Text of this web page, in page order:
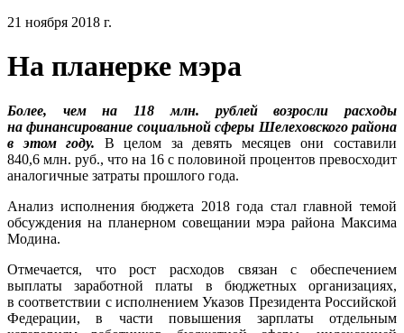
21 ноября 2018 г.
На планерке мэра
Более, чем на 118 млн. рублей возросли расходы
на финансирование социальной сферы Шелеховского района
в этом году. В целом за девять месяцев они составили
840,6 млн. руб., что на 16 с половиной процентов превосходит
аналогичные затраты прошлого года.
Анализ исполнения бюджета 2018 года стал главной темой
обсуждения на планерном совещании мэра района Максима
Модина.
Отмечается, что рост расходов связан с обеспечением
выплаты заработной платы в бюджетных организациях,
в соответствии с исполнением Указов Президента Российской
Федерации, в части повышения зарплаты отдельным